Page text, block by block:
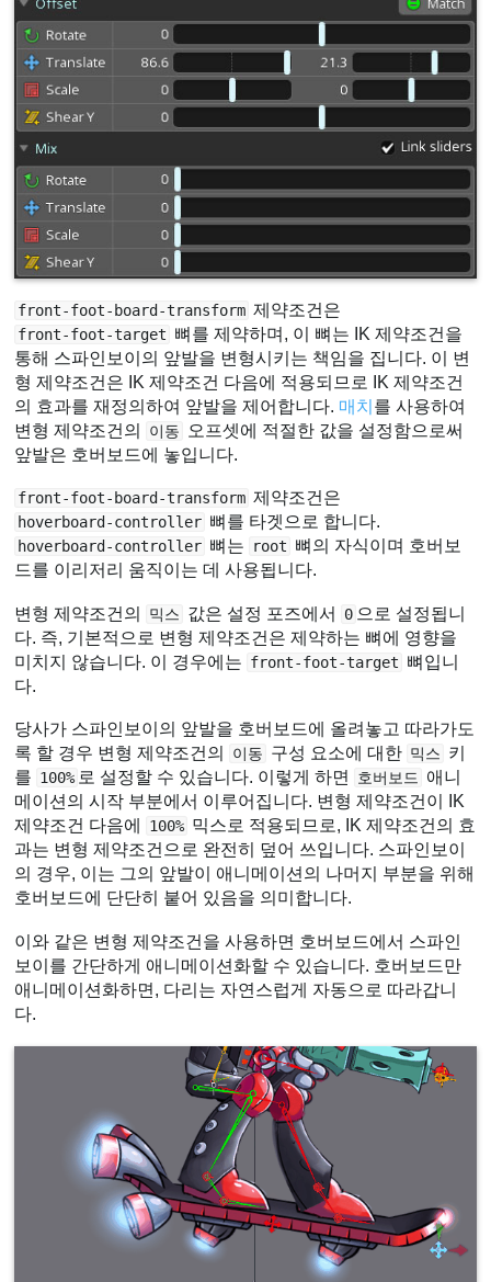
front-foot-board-transform 제약조건은
front-foot-target 뼈를 제약하며, 이 뼈는 IK 제약조건을
통해 스파인보이의 앞발을 변형시키는 책임을 집니다. 이 변
형 제약조건은 IK 제약조건 다음에 적용되므로 IK 제약조건
의 효과를 재정의하여 앞발을 제어합니다. 매치 를 사용하여
변형 제약조건의
이동
오프셋에 적절한 값을 설정함으로써
앞발은 호버보드에 놓입니다.
front-foot-board-transform 제약조건은
hoverboard-controller 뼈를 타겟으로 합니다.
hoverboard-controller 뼈는 root 뼈의 자식이며 호버보
드를 이리저리 움직이는 데 사용됩니다.
변형 제약조건의 믹스 값은 설정 포즈에서 0 으로 설정됩니
다. 즉, 기본적으로 변형 제약조건은 제약하는 뼈에 영향을
미치지 않습니다. 이 경우에는 front-foot-target 뼈입니
다.
당사가 스파인보이의 앞발을 호버보드에 올려놓고 따라가도
록 할 경우 변형 제약조건의
이동 구성 요소에 대한 믹스 키
를 100% 로 설정할 수 있습니다. 이렇게 하면 호버보드 애니
메이션의 시작 부분에서 이루어집니다. 변형 제약조건이 IK
제약조건 다음에
100% 믹스로 적용되므로, IK 제약조건의 효
과는 변형 제약조건으로 완전히 덮어 쓰입니다. 스파인보이
의 경우, 이는 그의 앞발이 애니메이션의 나머지 부분을 위해
호버보드에 단단히 붙어 있음을 의미합니다.
이와 같은 변형 제약조건을 사용하면 호버보드에서 스파인
보이를 간단하게 애니메이션화할 수 있습니다. 호버보드만
애니메이션화하면, 다리는 자연스럽게 자동으로 따라갑니
다.